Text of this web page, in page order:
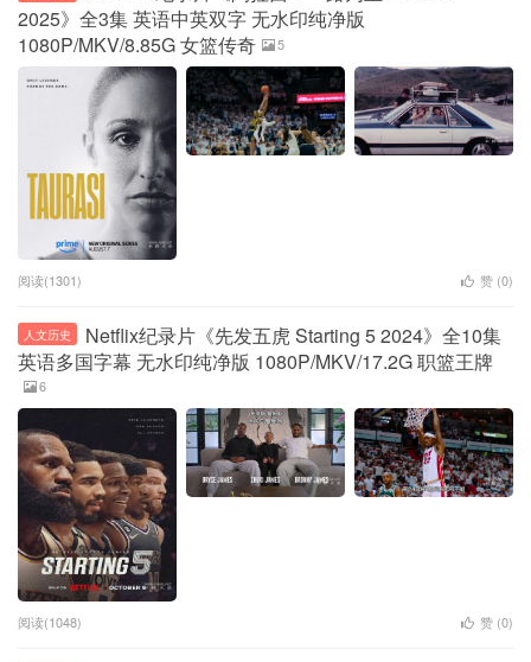
2025》全3集 英语中英双字 无水印纯净版
1080P/MKV/8.85G 女篮传奇
5
阅读(1301) 赞 (0)
人文历史
Netflix纪录片《先发五虎 Starting 5 2024》全10集
英语多国字幕 无水印纯净版 1080P/MKV/17.2G 职篮王牌
6
阅读(1048) 赞 (0)